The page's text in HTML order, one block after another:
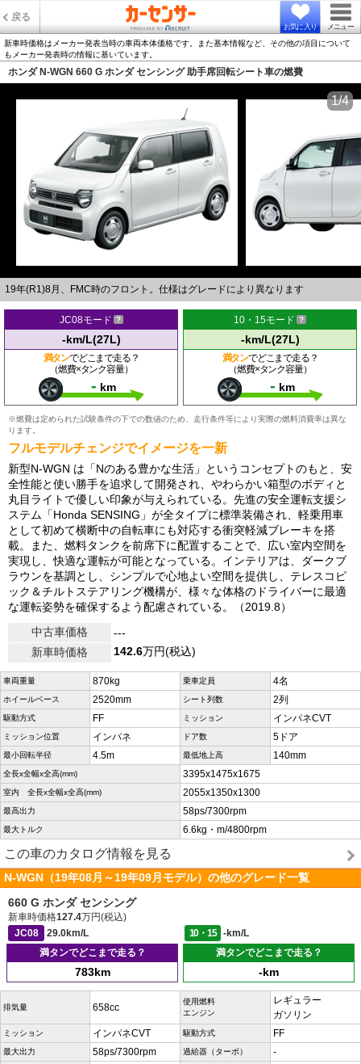
戻る
お気に入り メニュー
新車時価格はメーカー発表当時の車両本体価格です。また基本情報など、その他の項目について
もメーカー発表時の情報に基いています。
ホンダ N-WGN 660 G ホンダ センシング 助手席回転シート車の燃費
19年(R1)8月、FMC時のフロント。仕様はグレードにより異なります
1/4
JC08モード
-km/L(27L)
満タンでどこまで走る？
（燃費×タンク容量）
- km
10・15モード
-km/L(27L)
満タンでどこまで走る？
（燃費×タンク容量）
- km
※燃費は定められた試験条件の下での数値のため、走行条件等により実際の燃料消費率は異な
ります。
フルモデルチェンジでイメージを一新
新型N-WGN は「Nのある豊かな生活」というコンセプトのもと、安
全性能と使い勝手を追求して開発され、やわらかい箱型のボディと
丸目ライトで優しい印象が与えられている。先進の安全運転支援シ
ステム「Honda SENSING」が全タイプに標準装備され、軽乗用車
として初めて横断中の自転車にも対応する衝突軽減ブレーキを搭
載。また、燃料タンクを前席下に配置することで、広い室内空間を
実現し、快適な運転が可能となっている。インテリアは、ダークブ
ラウンを基調とし、シンプルで心地よい空間を提供し、テレスコピ
ック＆チルトステアリング機構が、様々な体格のドライバーに最適
な運転姿勢を確保するよう配慮されている。（2019.8）
中古車価格
---
新車時価格
142.6万円(税込)
車両重量 870kg 乗車定員 4名
ホイールベース 2520mm シート列数 2列
駆動方式 FF ミッション インパネCVT
ミッション位置 インパネ ドア数 5ドア
最小回転半径 4.5m 最低地上高 140mm
全長x全幅x全高(mm) 3395x1475x1675
室内 全長x全幅x全高(mm) 2055x1350x1300
最高出力 58ps/7300rpm
最大トルク 6.6kg・m/4800rpm
この車のカタログ情報を見る
N-WGN（19年08月～19年09月モデル）の他のグレード一覧
660 G ホンダ センシング
新車時価格127.4万円(税込)
JC08
29.0km/L 10・15
-km/L
満タンでどこまで走る？
783km
満タンでどこまで走る？
-km
排気量 658cc
使用燃料
エンジン
レギュラー
ガソリン
ミッション インパネCVT 駆動方式 FF
最大出力 58ps/7300rpm 過給器（ターボ） -